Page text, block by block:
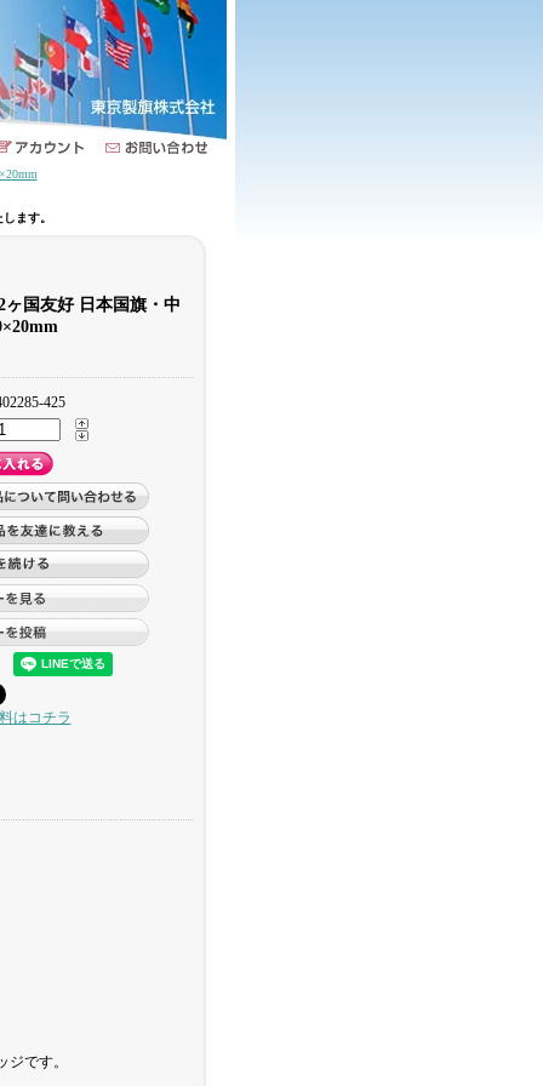
ます。
ヶ国友好 日本国旗・中
425
はコチラ
です。